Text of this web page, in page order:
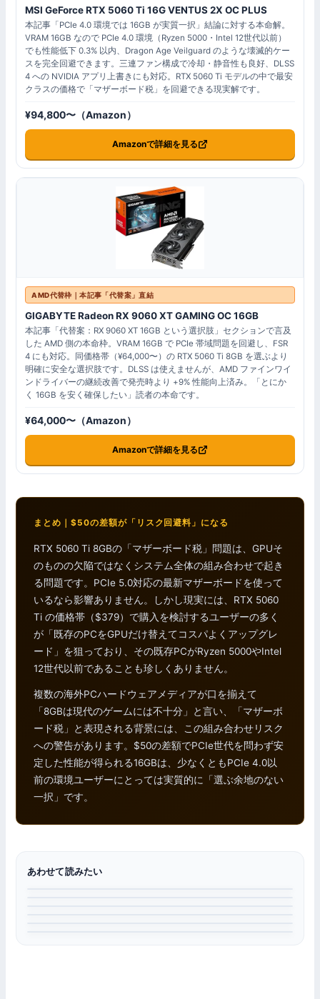
MSI GeForce RTX 5060 Ti 16G VENTUS 2X OC PLUS
本記事「PCIe 4.0 環境では 16GB が実質一択」結論に対する本命解。
VRAM 16GB なので PCIe 4.0 環境（Ryzen 5000・Intel 12世代以前）
でも性能低下 0.3% 以内、Dragon Age Veilguard のような壊滅的ケー
スを完全回避できます。三連ファン構成で冷却・静音性も良好、DLSS
4 への NVIDIA アプリ上書きにも対応。RTX 5060 Ti モデルの中で最安
クラスの価格で「マザーボード税」を回避できる現実解です。
¥94,800〜（Amazon）
Amazonで詳細を見る
AMD代替枠｜本記事「代替案」直結
GIGABYTE Radeon RX 9060 XT GAMING OC 16GB
本記事「代替案：RX 9060 XT 16GB という選択肢」セクションで言及
した AMD 側の本命枠。VRAM 16GB で PCIe 帯域問題を回避し、FSR
4 にも対応。同価格帯（¥64,000〜）の RTX 5060 Ti 8GB を選ぶより
明確に安全な選択肢です。DLSS は使えませんが、AMD ファインワイ
ンドライバーの継続改善で発売時より +9% 性能向上済み。「とにか
く 16GB を安く確保したい」読者の本命です。
¥64,000〜（Amazon）
Amazonで詳細を見る
まとめ｜$50の差額が「リスク回避料」になる
RTX 5060 Ti 8GBの「マザーボード税」問題は、GPUそ
のものの欠陥ではなくシステム全体の組み合わせで起き
る問題です。PCIe 5.0対応の最新マザーボードを使って
いるなら影響ありません。しかし現実には、RTX 5060
Ti の価格帯（$379）で購入を検討するユーザーの多く
が「既存のPCをGPUだけ替えてコスパよくアップグレ
ード」を狙っており、その既存PCがRyzen 5000やIntel
12世代以前であることも珍しくありません。
複数の海外PCハードウェアメディアが口を揃えて
「8GBは現代のゲームには不十分」と言い、「マザーボ
ード税」と表現される背景には、この組み合わせリスク
への警告があります。$50の差額でPCIe世代を問わず安
定した性能が得られる16GBは、少なくともPCIe 4.0以
前の環境ユーザーにとっては実質的に「選ぶ余地のない
一択」です。
あわせて読みたい
グラフィックボード